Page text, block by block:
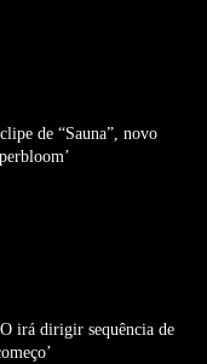
de “Sauna”, novo
irá dirigir sequência de